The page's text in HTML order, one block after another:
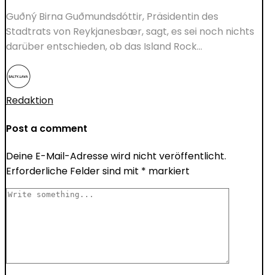
Guðný Birna Guðmundsdóttir, Präsidentin des
Stadtrats von Reykjanesbær, sagt, es sei noch nichts
darüber entschieden, ob das Island Rock...
Redaktion
Post a comment
Deine E-Mail-Adresse wird nicht veröffentlicht.
Erforderliche Felder sind mit * markiert